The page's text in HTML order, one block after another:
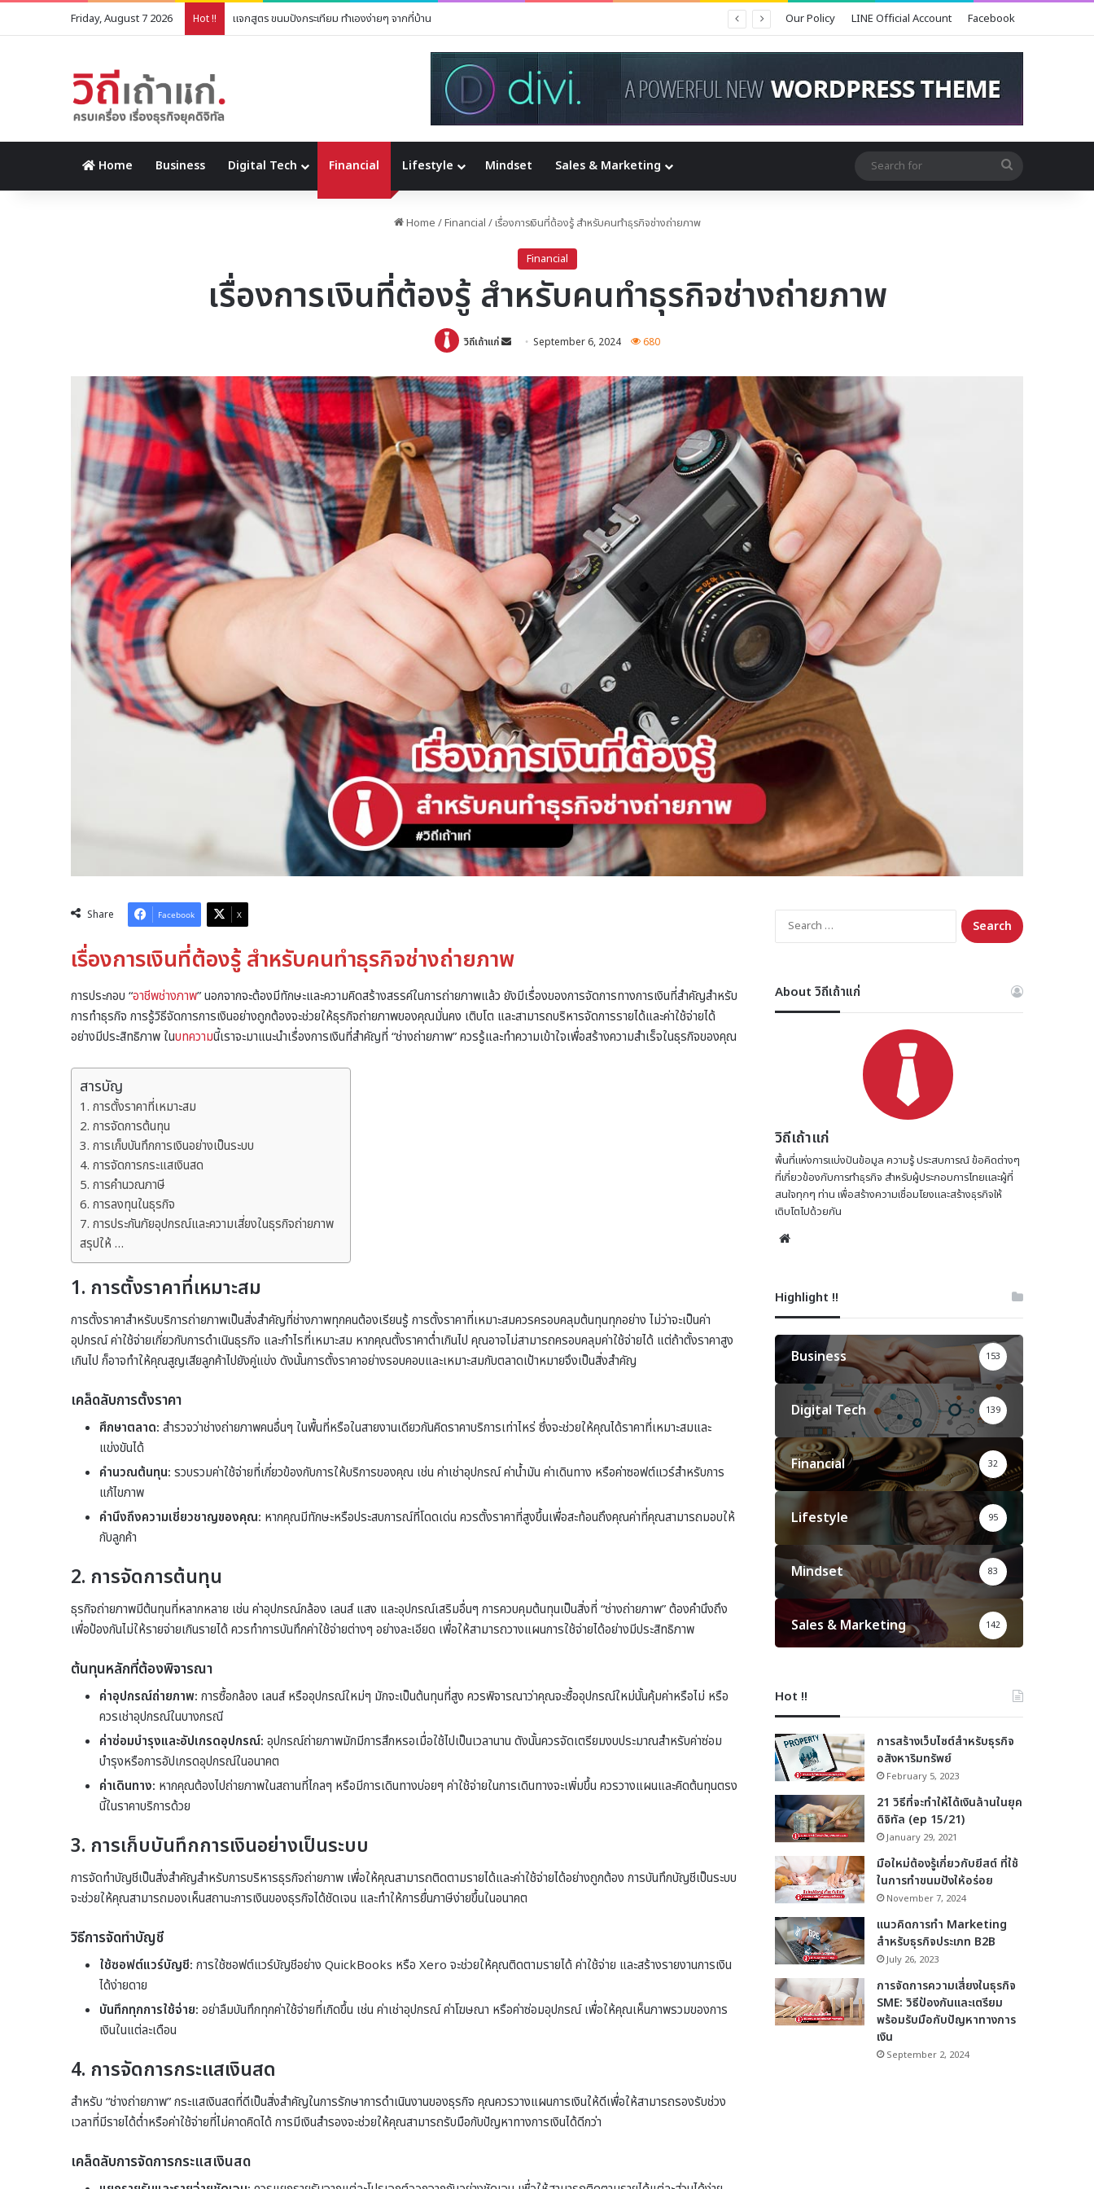
Friday, August 7 2026 Hot !! แจกสูตร ขนมปังกระเทียม ทำเองง่ายๆ จากที่บ้าน Our Policy LINE Official Account Facebook
Home Business Digital Tech Financial Lifestyle Mindset Sales & Marketing
Search
for
Home /Financial /เรื่องการเงินที่ต้องรู้ สำหรับคนทำธุรกิจช่างถ่ายภาพ
Financial
เรื่องการเงินที่ต้องรู้ สำหรับคนทำธุรกิจช่างถ่ายภาพ
วิถีเถ้าแก่
Send
email
September 6, 2024 680
Share Facebook X
เรื่องการเงินที่ต้องรู้ สำหรับคนทำธุรกิจช่างถ่ายภาพ
การประกอบ “อาชีพช่างภาพ” นอกจากจะต้องมีทักษะและความคิดสร้างสรรค์ในการถ่ายภาพแล้ว ยังมีเรื่องของการจัดการทางการเงินที่สำคัญสำหรับ
การทำธุรกิจ การรู้วิธีจัดการการเงินอย่างถูกต้องจะช่วยให้ธุรกิจถ่ายภาพของคุณมั่นคง เติบโต และสามารถบริหารจัดการรายได้และค่าใช้จ่ายได้
อย่างมีประสิทธิภาพ ในบทความนี้เราจะมาแนะนำเรื่องการเงินที่สำคัญที่ “ช่างถ่ายภาพ” ควรรู้และทำความเข้าใจเพื่อสร้างความสำเร็จในธุรกิจของคุณ
สารบัญ
1. การตั้งราคาที่เหมาะสม
2. การจัดการต้นทุน
3. การเก็บบันทึกการเงินอย่างเป็นระบบ
4. การจัดการกระแสเงินสด
5. การคำนวณภาษี
6. การลงทุนในธุรกิจ
7. การประกันภัยอุปกรณ์และความเสี่ยงในธุรกิจถ่ายภาพ
สรุปให้ …
1. การตั้งราคาที่เหมาะสม
การตั้งราคาสำหรับบริการถ่ายภาพเป็นสิ่งสำคัญที่ช่างภาพทุกคนต้องเรียนรู้ การตั้งราคาที่เหมาะสมควรครอบคลุมต้นทุนทุกอย่าง ไม่ว่าจะเป็นค่า
อุปกรณ์ ค่าใช้จ่ายเกี่ยวกับการดำเนินธุรกิจ และกำไรที่เหมาะสม หากคุณตั้งราคาต่ำเกินไป คุณอาจไม่สามารถครอบคลุมค่าใช้จ่ายได้ แต่ถ้าตั้งราคาสูง
เกินไป ก็อาจทำให้คุณสูญเสียลูกค้าไปยังคู่แข่ง ดังนั้นการตั้งราคาอย่างรอบคอบและเหมาะสมกับตลาดเป้าหมายจึงเป็นสิ่งสำคัญ
เคล็ดลับการตั้งราคา
ศึกษาตลาด: สำรวจว่าช่างถ่ายภาพคนอื่นๆ ในพื้นที่หรือในสายงานเดียวกันคิดราคาบริการเท่าไหร่ ซึ่งจะช่วยให้คุณได้ราคาที่เหมาะสมและ
แข่งขันได้
คำนวณต้นทุน: รวบรวมค่าใช้จ่ายที่เกี่ยวข้องกับการให้บริการของคุณ เช่น ค่าเช่าอุปกรณ์ ค่าน้ำมัน ค่าเดินทาง หรือค่าซอฟต์แวร์สำหรับการ
แก้ไขภาพ
คำนึงถึงความเชี่ยวชาญของคุณ: หากคุณมีทักษะหรือประสบการณ์ที่โดดเด่น ควรตั้งราคาที่สูงขึ้นเพื่อสะท้อนถึงคุณค่าที่คุณสามารถมอบให้
กับลูกค้า
2. การจัดการต้นทุน
ธุรกิจถ่ายภาพมีต้นทุนที่หลากหลาย เช่น ค่าอุปกรณ์กล้อง เลนส์ แสง และอุปกรณ์เสริมอื่นๆ การควบคุมต้นทุนเป็นสิ่งที่ “ช่างถ่ายภาพ” ต้องคำนึงถึง
เพื่อป้องกันไม่ให้รายจ่ายเกินรายได้ ควรทำการบันทึกค่าใช้จ่ายต่างๆ อย่างละเอียด เพื่อให้สามารถวางแผนการใช้จ่ายได้อย่างมีประสิทธิภาพ
ต้นทุนหลักที่ต้องพิจารณา
ค่าอุปกรณ์ถ่ายภาพ: การซื้อกล้อง เลนส์ หรืออุปกรณ์ใหม่ๆ มักจะเป็นต้นทุนที่สูง ควรพิจารณาว่าคุณจะซื้ออุปกรณ์ใหม่นั้นคุ้มค่าหรือไม่ หรือ
ควรเช่าอุปกรณ์ในบางกรณี
ค่าซ่อมบำรุงและอัปเกรดอุปกรณ์: อุปกรณ์ถ่ายภาพมักมีการสึกหรอเมื่อใช้ไปเป็นเวลานาน ดังนั้นควรจัดเตรียมงบประมาณสำหรับค่าซ่อม
บำรุงหรือการอัปเกรดอุปกรณ์ในอนาคต
ค่าเดินทาง: หากคุณต้องไปถ่ายภาพในสถานที่ไกลๆ หรือมีการเดินทางบ่อยๆ ค่าใช้จ่ายในการเดินทางจะเพิ่มขึ้น ควรวางแผนและคิดต้นทุนตรง
นี้ในราคาบริการด้วย
3. การเก็บบันทึกการเงินอย่างเป็นระบบ
การจัดทำบัญชีเป็นสิ่งสำคัญสำหรับการบริหารธุรกิจถ่ายภาพ เพื่อให้คุณสามารถติดตามรายได้และค่าใช้จ่ายได้อย่างถูกต้อง การบันทึกบัญชีเป็นระบบ
จะช่วยให้คุณสามารถมองเห็นสถานะการเงินของธุรกิจได้ชัดเจน และทำให้การยื่นภาษีง่ายขึ้นในอนาคต
วิธีการจัดทำบัญชี
ใช้ซอฟต์แวร์บัญชี: การใช้ซอฟต์แวร์บัญชีอย่าง QuickBooks หรือ Xero จะช่วยให้คุณติดตามรายได้ ค่าใช้จ่าย และสร้างรายงานการเงิน
ได้ง่ายดาย
บันทึกทุกการใช้จ่าย: อย่าลืมบันทึกทุกค่าใช้จ่ายที่เกิดขึ้น เช่น ค่าเช่าอุปกรณ์ ค่าโฆษณา หรือค่าซ่อมอุปกรณ์ เพื่อให้คุณเห็นภาพรวมของการ
เงินในแต่ละเดือน
4. การจัดการกระแสเงินสด
สำหรับ “ช่างถ่ายภาพ” กระแสเงินสดที่ดีเป็นสิ่งสำคัญในการรักษาการดำเนินงานของธุรกิจ คุณควรวางแผนการเงินให้ดีเพื่อให้สามารถรองรับช่วง
เวลาที่มีรายได้ต่ำหรือค่าใช้จ่ายที่ไม่คาดคิดได้ การมีเงินสำรองจะช่วยให้คุณสามารถรับมือกับปัญหาทางการเงินได้ดีกว่า
เคล็ดลับการจัดการกระแสเงินสด
Search
for:
About วิถีเถ้าแก่
วิถีเถ้าแก่
พื้นที่แห่งการแบ่งปันข้อมูล ความรู้ ประสบการณ์ ข้อคิดต่างๆ
ที่เกี่ยวข้องกับการทำธุรกิจ สำหรับผู้ประกอบการไทยและผู้ที่
สนใจทุกๆ ท่าน เพื่อสร้างความเชื่อมโยงและสร้างธุรกิจให้
เติบโตไปด้วยกัน
Highlight !!
Business 153
Digital Tech 139
Financial 32
Lifestyle 95
Mindset 83
Sales & Marketing 142
Hot !!
การสร้างเว็บไซต์สำหรับธุรกิจ
อสังหาริมทรัพย์
February 5, 2023
21 วิธีที่จะทำให้ได้เงินล้านในยุค
ดิจิทัล (ep 15/21)
January 29, 2021
มือใหม่ต้องรู้เกี่ยวกับยีสต์ ที่ใช้
ในการทำขนมปังให้อร่อย
November 7, 2024
แนวคิดการทำ Marketing
สำหรับธุรกิจประเภท B2B
July 26, 2023
การจัดการความเสี่ยงในธุรกิจ
SME: วิธีป้องกันและเตรียม
พร้อมรับมือกับปัญหาทางการ
เงิน
September 2, 2024